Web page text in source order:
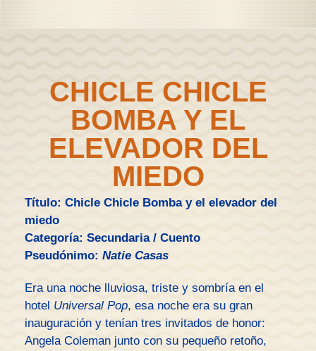
CHICLE CHICLE
BOMBA Y EL
ELEVADOR DEL
MIEDO
Título: Chicle Chicle Bomba y el elevador del
miedo
Categoría: Secundaria / Cuento
Pseudónimo: Natie Casas
Era una noche lluviosa, triste y sombría en el
hotel Universal Pop, esa noche era su gran
inauguración y tenían tres invitados de honor:
Angela Coleman junto con su pequeño retoño,